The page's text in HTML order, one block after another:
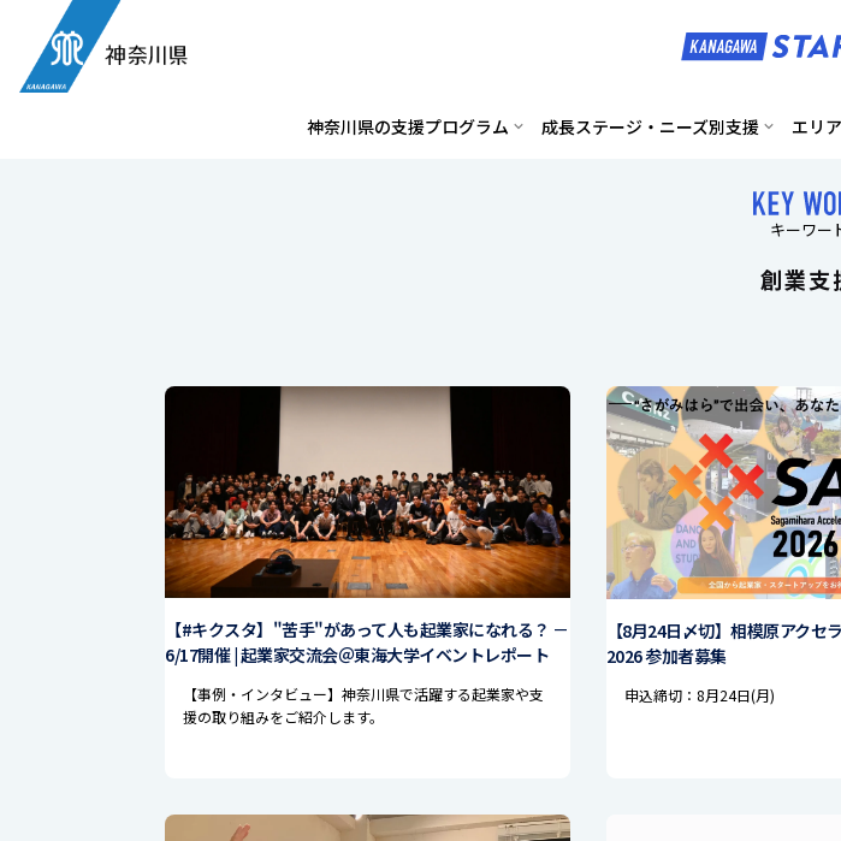
神奈川県の支援プログラム 成長ステージ・ニーズ別支援 エリ
キーワー
創業支
【#キクスタ】"苦手"があって人も起業家になれる？ －
6/17開催 | 起業家交流会＠東海大学イベントレポート
【事例・インタビュー】神奈川県で活躍する起業家や支
援の取り組みをご紹介します。
【8月24日〆切】相模原アクセ
2026 参加者募集
申込締切：8月24日(月)